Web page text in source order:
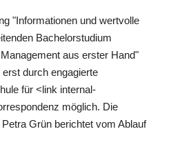
"Informationen und wertvolle
Bachelorstudium
aus erster Hand"
durch engagierte
für <link internal-
möglich. Die
Grün berichtet vom Ablauf